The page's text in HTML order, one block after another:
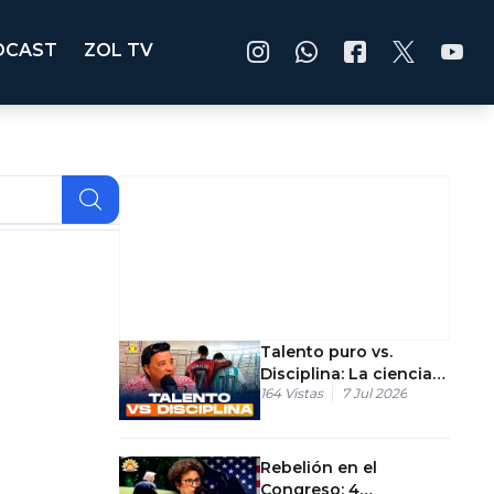
ZOL TV
Talento puro vs.
Disciplina: La ciencia
detrás de Messi y
164 Vistas 7 Jul 2026
Rebelión en el
Congreso: 4